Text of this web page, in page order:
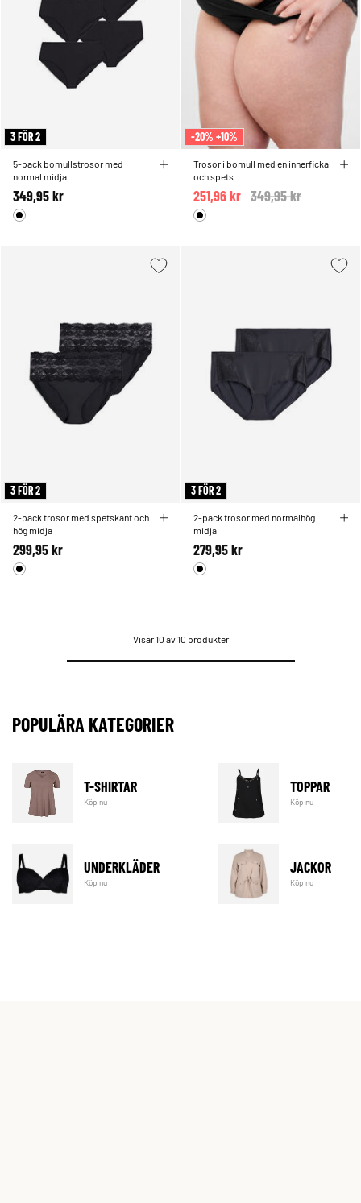
3 FÖR 2
5-pack bomullstrosor med
normal midja
349,95 kr
-20% +10%
Trosor i bomull med en innerficka
och spets
Price reduced from
349,95 kr
251,96 kr
3 FÖR 2
2-pack trosor med spetskant och
hög midja
299,95 kr
3 FÖR 2
2-pack trosor med normalhög
midja
279,95 kr
Visar 10 av 10 produkter
POPULÄRA KATEGORIER
T-SHIRTAR
Köp nu
TOPPAR
Köp nu
UNDERKLÄDER
Köp nu
JACKOR
Köp nu